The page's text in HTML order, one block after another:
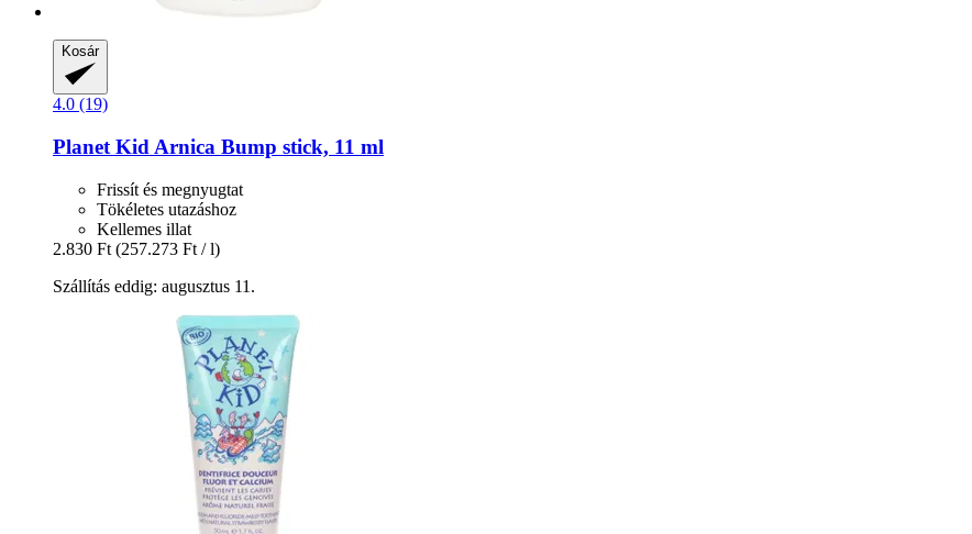
Kosár
4.0 (19)
Planet Kid Arnica Bump stick, 11 ml
Frissít és megnyugtat
Tökéletes utazáshoz
Kellemes illat
2.830 Ft (257.273 Ft / l)
Szállítás eddig: augusztus 11.